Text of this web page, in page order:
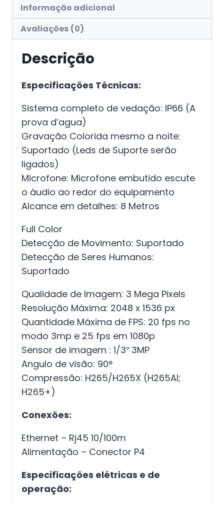
Informação adicional
Avaliações (0)
Descrição
Especificações Técnicas:
Sistema completo de vedação: IP66 (A
prova d’agua)
Gravação Colorida mesmo a noite:
Suportado (Leds de Suporte serão
ligados)
Microfone: Microfone embutido escute
o áudio ao redor do equipamento
Alcance em detalhes: 8 Metros
Full Color
Detecção de Movimento: Suportado
Detecção de Seres Humanos:
Suportado
Qualidade de Imagem: 3 Mega Pixels
Resolução Máxima: 2048 x 1536 px
Quantidade Máxima de FPS: 20 fps no
modo 3mp e 25 fps em 1080p
Sensor de imagem : 1/3″ 3MP
Angulo de visão: 90°
Compressão: H265/H265X (H265AI;
H265+)
Conexões:
Ethernet – Rj45 10/100m
Alimentação – Conector P4
Especificações elétricas e de
operação: